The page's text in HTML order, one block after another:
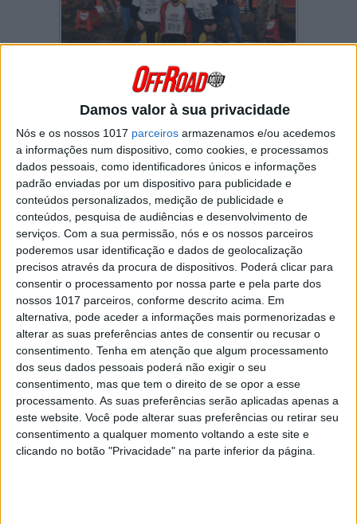
Damos valor à sua privacidade
Nós e os nossos 1017 parceiros armazenamos e/ou acedemos
a informações num dispositivo, como cookies, e processamos
dados pessoais, como identificadores únicos e informações
padrão enviadas por um dispositivo para publicidade e
conteúdos personalizados, medição de publicidade e
conteúdos, pesquisa de audiências e desenvolvimento de
serviços. Com a sua permissão, nós e os nossos parceiros
poderemos usar identificação e dados de geolocalização
precisos através da procura de dispositivos. Poderá clicar para
consentir o processamento por nossa parte e pela parte dos
nossos 1017 parceiros, conforme descrito acima. Em
alternativa, pode aceder a informações mais pormenorizadas e
alterar as suas preferências antes de consentir ou recusar o
consentimento. Tenha em atenção que algum processamento
dos seus dados pessoais poderá não exigir o seu
consentimento, mas que tem o direito de se opor a esse
processamento. As suas preferências serão aplicadas apenas a
este website. Você pode alterar suas preferências ou retirar seu
consentimento a qualquer momento voltando a este site e
clicando no botão "Privacidade" na parte inferior da página.
Cabeceiras de Basto foi o palco da celebração
de um ano que dificilmente poderia ter sido
No total, a marca italiana conquistou8 títulos
individuaise 4 coroas de construtores,
entre as quais as principais categorias do
Enduro nacional.
Os protagonistas desta temporada de ouro
Diogo Ventura
(Elite Absoluto e Elite 1),
Renato Silva
(Elite 2),
Gonçalo Sobrosa
(Open Absoluto e Open 1),
Luís Cardoso
(Verdes Absoluto e Verdes 2) e
Bernardo Vots
(Youth Cup).
Continuar a ler
Beta Portugal
Diogo Ventura
Gonçalo Sobrosa
Luís Likas Cardoso